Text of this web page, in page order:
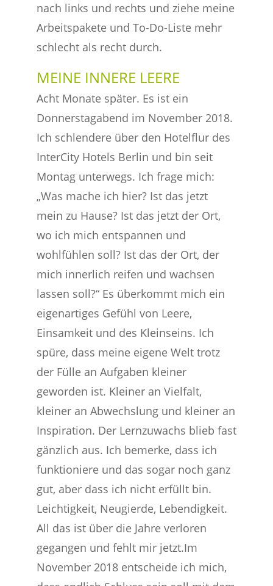
nach links und rechts und ziehe meine
Arbeitspakete und To-Do-Liste mehr
schlecht als recht durch.
MEINE INNERE LEERE
Acht Monate später. Es ist ein
Donnerstagabend im November 2018.
Ich schlendere über den Hotelflur des
InterCity Hotels Berlin und bin seit
Montag unterwegs. Ich frage mich:
„Was mache ich hier? Ist das jetzt
mein zu Hause? Ist das jetzt der Ort,
wo ich mich entspannen und
wohlfühlen soll? Ist das der Ort, der
mich innerlich reifen und wachsen
lassen soll?“ Es überkommt mich ein
eigenartiges Gefühl von Leere,
Einsamkeit und des Kleinseins. Ich
spüre, dass meine eigene Welt trotz
der Fülle an Aufgaben kleiner
geworden ist. Kleiner an Vielfalt,
kleiner an Abwechslung und kleiner an
Inspiration. Der Lernzuwachs blieb fast
gänzlich aus. Ich bemerke, dass ich
funktioniere und das sogar noch ganz
gut, aber dass ich nicht erfüllt bin.
Leichtigkeit, Neugierde, Lebendigkeit.
All das ist über die Jahre verloren
gegangen und fehlt mir jetzt.Im
November 2018 entscheide ich mich,